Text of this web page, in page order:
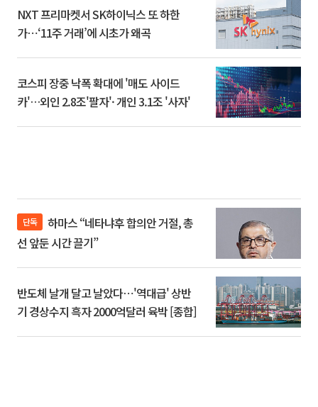
NXT 프리마켓서 SK하이닉스 또 하한
가⋯‘11주 거래’에 시초가 왜곡
코스피 장중 낙폭 확대에 '매도 사이드
카'…외인 2.8조'팔자'· 개인 3.1조 '사자'
단독
선 앞둔 시간 끌기”
반도체 날개 달고 날았다⋯'역대급' 상반
기 경상수지 흑자 2000억달러 육박 [종합]